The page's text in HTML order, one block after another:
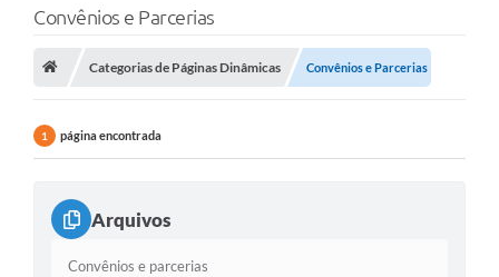
Convênios e Parcerias
Categorias de Páginas Dinâmicas Convênios e Parcerias
1 página encontrada
Arquivos
Convênios e parcerias